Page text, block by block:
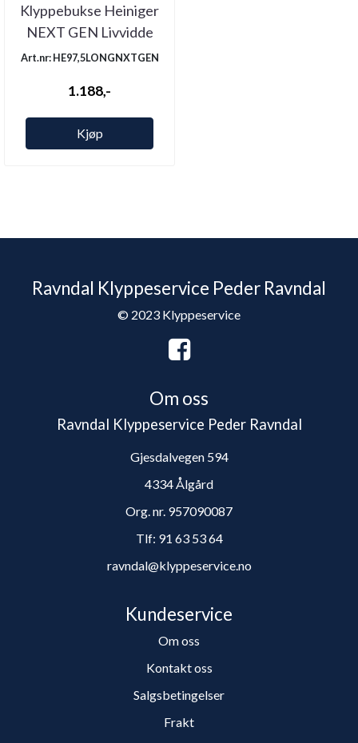
Klyppebukse Heiniger
NEXT GEN Livvidde
97,5 Legg ...
Art.nr: HE97,5LONGNXTGEN
1.188,-
Kjøp
Ravndal Klyppeservice Peder Ravndal
© 2023 Klyppeservice
Om oss
Ravndal Klyppeservice Peder Ravndal
Gjesdalvegen 594
4334 Ålgård
Org. nr. 957090087
Tlf: 91 63 53 64
ravndal@klyppeservice.no
Kundeservice
Om oss
Kontakt oss
Salgsbetingelser
Frakt